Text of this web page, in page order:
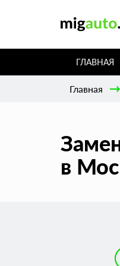
ГЛАВНАЯ
Главная
в